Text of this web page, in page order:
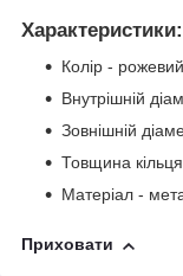
Характеристики:
Колір - рожевий
Внутрішній
Зовнішній
Товщина
Матеріал -
Приховати